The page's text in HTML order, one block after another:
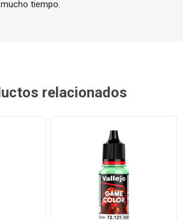
tiempo.
relacionados